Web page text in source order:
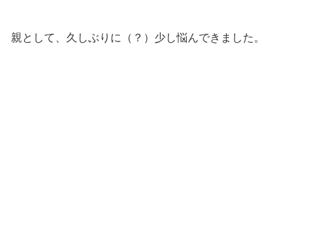
親として、久しぶりに（？）少し悩んできました。